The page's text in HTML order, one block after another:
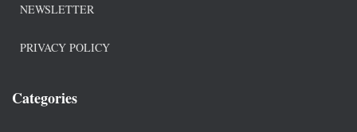
NEWSLETTER
PRIVACY POLICY
Categories